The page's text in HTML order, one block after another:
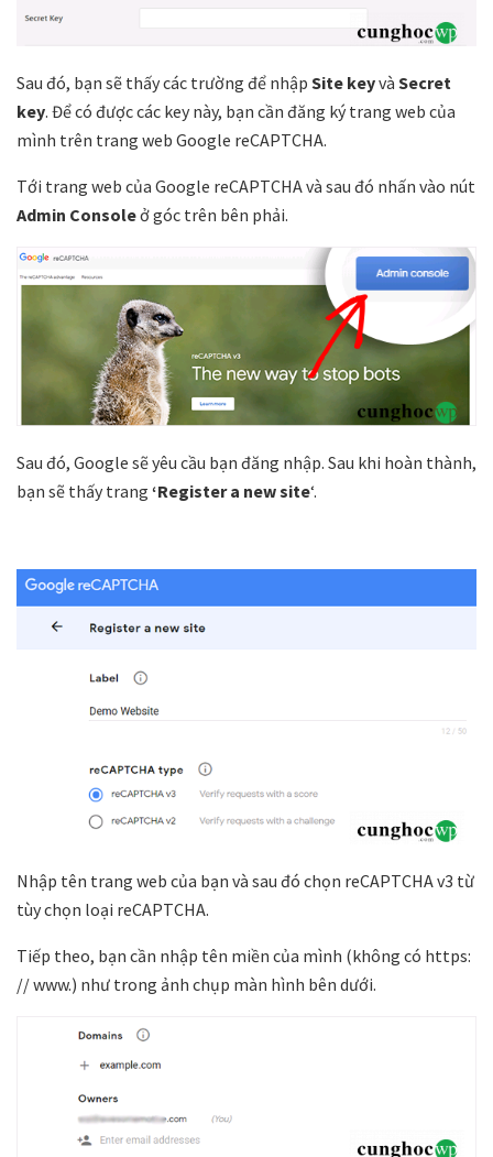
Sau đó, bạn sẽ thấy các trường để nhập Site keyvà Secret
key. Để có được các key này, bạn cần đăng ký trang web của
mình trên trang web Google reCAPTCHA.
Tới trang web của Google reCAPTCHA và sau đó nhấn vào nút
Admin Consoleở góc trên bên phải.
Sau đó, Google sẽ yêu cầu bạn đăng nhập. Sau khi hoàn thành,
bạn sẽ thấy trang ‘Register a new site‘.
Nhập tên trang web của bạn và sau đó chọn reCAPTCHA v3 từ
tùy chọn loại reCAPTCHA.
Tiếp theo, bạn cần nhập tên miền của mình (không có https:
// www.) như trong ảnh chụp màn hình bên dưới.